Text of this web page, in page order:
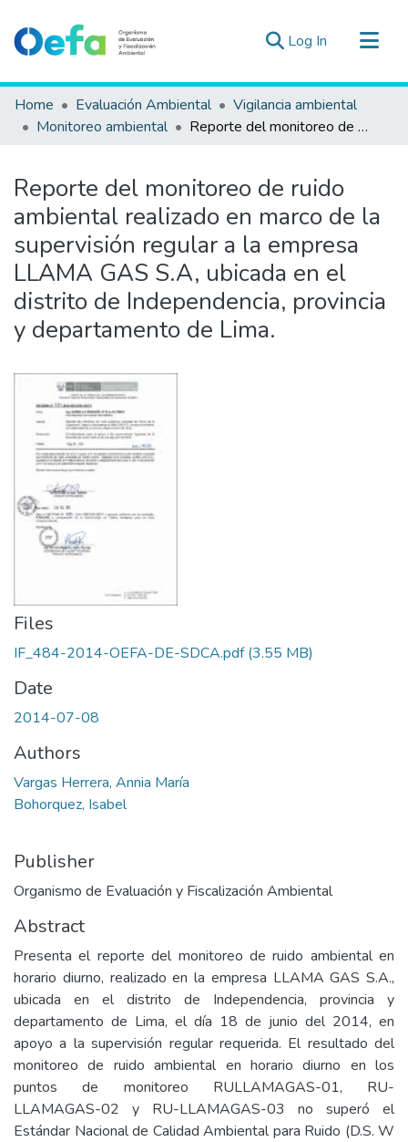
Log In (current)
Communities & Collections
All of DSpace
Estad. Externas
Guias ▾
Home Evaluación Ambiental
Vigilancia ambiental
Monitoreo ambiental
Reporte del monitoreo de ruido ambiental realizado en marco de la supervisión regular a la empresa LLAMA GAS S.A, ubicada en el distrito de Independencia, provincia y departamento de Lima.
Reporte del monitoreo de ruido
ambiental realizado en marco de la
supervisión regular a la empresa
LLAMA GAS S.A, ubicada en el
distrito de Independencia, provincia
y departamento de Lima.
Files
IF_484-2014-OEFA-DE-SDCA.pdf(3.55 MB)
Date
2014-07-08
Authors
Vargas Herrera, Annia María
Bohorquez, Isabel
Publisher
Organismo de Evaluación y Fiscalización Ambiental
Abstract
Presenta el reporte del monitoreo de ruido ambiental en
horario diurno, realizado en la empresa LLAMA GAS S.A.,
ubicada en el distrito de Independencia, provincia y
departamento de Lima, el día 18 de junio del 2014, en
apoyo a la supervisión regular requerida. El resultado del
monitoreo de ruido ambiental en horario diurno en los
puntos de monitoreo RULLAMAGAS-01, RU-
LLAMAGAS-02 y RU-LLAMAGAS-03 no superó el
Estándar Nacional de Calidad Ambiental para Ruido (D.S. W